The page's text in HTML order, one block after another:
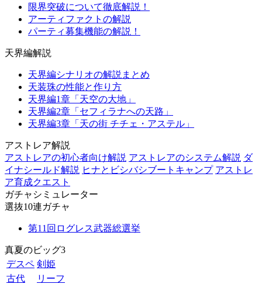
限界突破について徹底解説！
アーティファクトの解説
パーティ募集機能の解説！
天界編解説
天界編シナリオの解説まとめ
天装珠の性能と作り方
天界編1章「天空の大地」
天界編2章「セフィラナへの天路」
天界編3章「天の街 チチェ・アステル」
アストレア解説
アストレアの初心者向け解説 アストレアのシステム解説 ダ
イナシールド解説 ヒナとビシバシブートキャンプ アストレ
ア育成クエスト
ガチャシミュレーター
選抜10連ガチャ
第11回ログレス武器総選挙
真夏のビッグ3
デスペ 剣姫
古代
リーフ